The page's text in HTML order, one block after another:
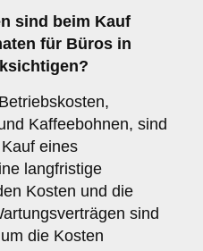
sind beim Kauf
für Büros in
Kaffeebohnen, sind
eines
langfristige
Kosten und die
sind
die Kosten